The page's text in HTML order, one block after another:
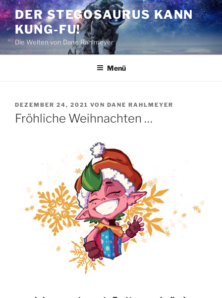
Zum
Inhalt
springen
DER STEGOSAURUS KANN
KUNG-FU!
Die Welten von Dane Rahlmeyer
Menü
VERÖFFENTLICHT
AM
DEZEMBER 24, 2021 VON DANE RAHLMEYER
Fröhliche Weihnachten …